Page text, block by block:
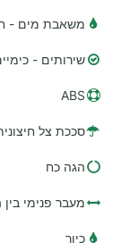
משאבת מים -
שירותים -
ABS
סככת צל
הגה כח
מעבר פנימי
כיור